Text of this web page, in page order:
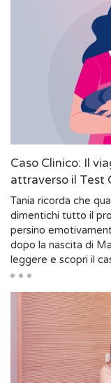
Caso Clinico: Il
attraverso il Test
Tania ricorda che
dimentichi tutto il
persino
dopo la nascita di
leggere e scopri il